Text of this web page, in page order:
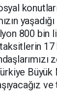
yaşadığı
800 bin